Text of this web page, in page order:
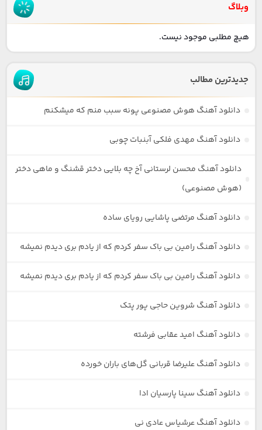
وبلاگ
هیچ مطلبی موجود نیست.
جدیدترین مطالب
دانلود آهنگ هوش مصنوعی پونه سبب منم که میشکنم
دانلود آهنگ مهدی فلکی آبنبات چوبی
دانلود آهنگ محسن لرستانی آخ چه بلایی دختر قشنگ و ماهی دختر
(هوش مصنوعی)
دانلود آهنگ مرتضی پاشایی رویای ساده
دانلود آهنگ رامین بی باک سفر کردم که از یادم بری دیدم نمیشه
دانلود آهنگ رامین بی باک سفر کردم که از یادم بری دیدم نمیشه
دانلود آهنگ شروین حاجی پور پتک
دانلود آهنگ امید عقابی فرشته
دانلود آهنگ علیرضا قربانی گل‌های باران خورده
دانلود آهنگ سینا پارسیان ادا
دانلود آهنگ عرشیاس عادی نی